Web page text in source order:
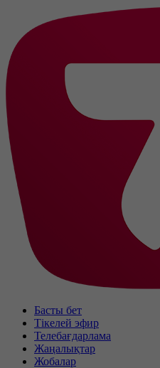
Басты бет
Тікелей эфир
Телебағдарлама
Жаңалықтар
Жобалар